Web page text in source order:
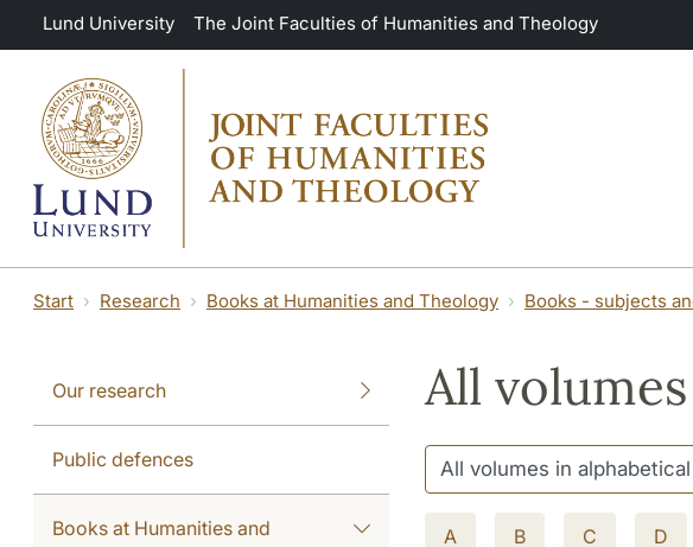
Skip to main content
Lund University The Joint Faculties of Humanities and Theology
Start Research Books at Humanities and Theology Books - subjects
Our research
Public defences
Books at Humanities and
All volumes
A B C D